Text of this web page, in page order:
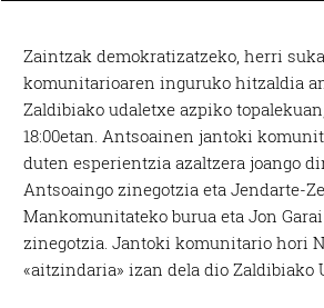
Zaintzak demokratizatzeko, herri
komunitarioaren inguruko hitzaldia
Zaldibiako udaletxe azpiko
18:00etan. Antsoainen jantoki
duten esperientzia azaltzera joango
Antsoaingo zinegotzia eta Jendarte-
Mankomunitateko burua eta Jon
zinegotzia. Jantoki komunitario hori
«aitzindaria» izan dela dio Zaldibiako